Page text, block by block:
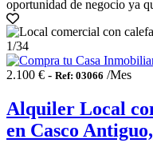
oportunidad de negocio ya
1/34
2.100 € - Ref: 03066 /Mes
Alquiler Local
en Casco